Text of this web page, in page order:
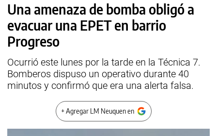
Una amenaza de bomba obligó a
evacuar una EPET en barrio
Progreso
Ocurrió este lunes por la tarde en la Técnica 7.
Bomberos dispuso un operativo durante 40
minutos y confirmó que era una alerta falsa.
+ Agregar LM Neuquen en